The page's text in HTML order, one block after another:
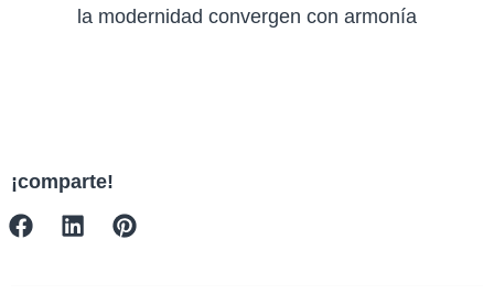
la modernidad convergen con armonía
¡comparte!